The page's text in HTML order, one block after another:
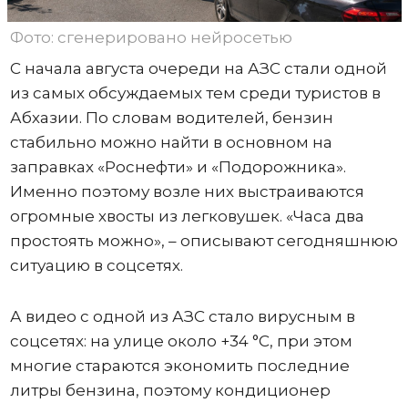
Фото: сгенерировано нейросетью
С начала августа очереди на АЗС стали одной
из самых обсуждаемых тем среди туристов в
Абхазии. По словам водителей, бензин
стабильно можно найти в основном на
заправках «Роснефти» и «Подорожника».
Именно поэтому возле них выстраиваются
огромные хвосты из легковушек. «Часа два
простоять можно», – описывают сегодняшнюю
ситуацию в соцсетях.
А видео с одной из АЗС стало вирусным в
соцсетях: на улице около +34 °C, при этом
многие стараются экономить последние
литры бензина, поэтому кондиционер